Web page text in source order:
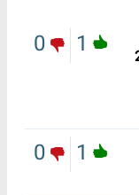
1
0
1
0